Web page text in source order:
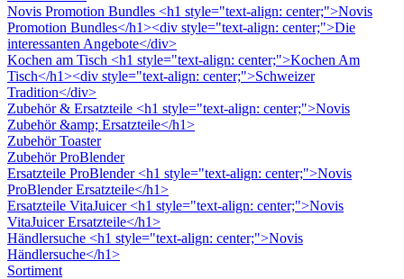
Novis Promotion Bundles <h1 style="text-align: center;">Novis
Promotion Bundles</h1><div style="text-align: center;">Die
interessanten Angebote</div>
Kochen am Tisch <h1 style="text-align: center;">Kochen Am
Tisch</h1><div style="text-align: center;">Schweizer
Tradition</div>
Zubehör & Ersatzteile <h1 style="text-align: center;">Novis
Zubehör &amp; Ersatzteile</h1>
Zubehör Toaster
Zubehör ProBlender
Ersatzteile ProBlender <h1 style="text-align: center;">Novis
ProBlender Ersatzteile</h1>
Ersatzteile VitaJuicer <h1 style="text-align: center;">Novis
VitaJuicer Ersatzteile</h1>
Händlersuche <h1 style="text-align: center;">Novis
Händlersuche</h1>
Sortiment